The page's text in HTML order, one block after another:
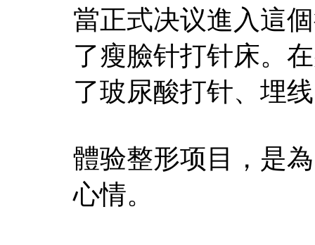
當正式决议進入這
了瘦臉针打针床。
了玻尿酸打针、埋
體验整形项目，是
心情。